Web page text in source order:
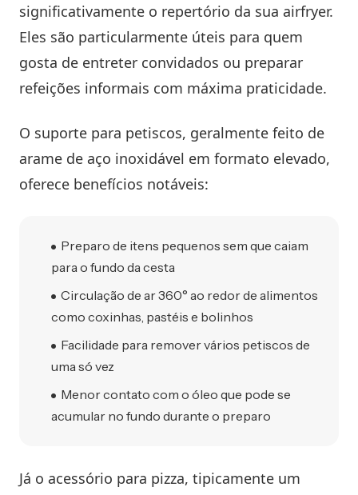
significativamente o repertório da sua airfryer.
Eles são particularmente úteis para quem
gosta de entreter convidados ou preparar
refeições informais com máxima praticidade.
O suporte para petiscos, geralmente feito de
arame de aço inoxidável em formato elevado,
oferece benefícios notáveis:
Preparo de itens pequenos sem que caiam
para o fundo da cesta
Circulação de ar 360° ao redor de alimentos
como coxinhas, pastéis e bolinhos
Facilidade para remover vários petiscos de
uma só vez
Menor contato com o óleo que pode se
acumular no fundo durante o preparo
Já o acessório para pizza, tipicamente um